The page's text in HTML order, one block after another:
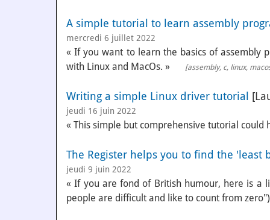
A simple tutorial to learn assembly
mercredi 6 juillet 2022
« If you want to learn the basics of assembly
with Linux and MacOs. »
[assembly, c, linux,
Writing a simple Linux driver tutorial
jeudi 16 juin 2022
« This simple but comprehensive tutorial
The Register helps you to find the
jeudi 9 juin 2022
« If you are fond of British humour, here is a
people are difficult and like to count from